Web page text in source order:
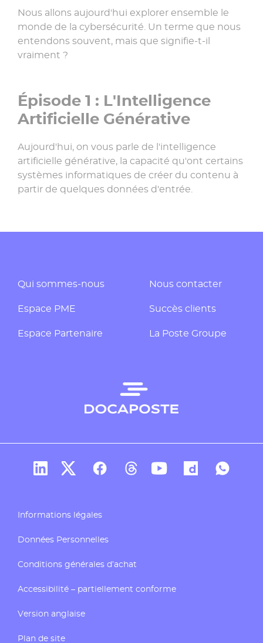
Nous allons aujourd'hui explorer ensemble le
monde de la cybersécurité. Un terme que nous
entendons souvent, mais que signifie-t-il
vraiment ?
Épisode 1 : L'Intelligence
Artificielle Générative
Aujourd'hui, on vous parle de l'intelligence
artificielle générative, la capacité qu'ont certains
systèmes informatiques de créer du contenu à
partir de quelques données d'entrée.
Qui sommes-nous
Espace PME
Espace Partenaire
Nous contacter
Succès clients
La Poste Groupe
Compte Linkedin de Docaposte
Compte X de Docaposte
Compte Facebook de Docaposte
Compte Threads de
Compte Youtube de
CompteCompte
Informations légales
Données Personnelles
Conditions générales d’achat
Accessibilité – partiellement conforme
Version anglaise
Plan de site